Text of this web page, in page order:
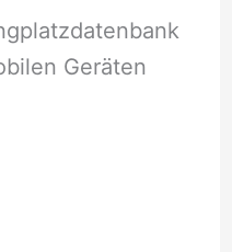
Geräten